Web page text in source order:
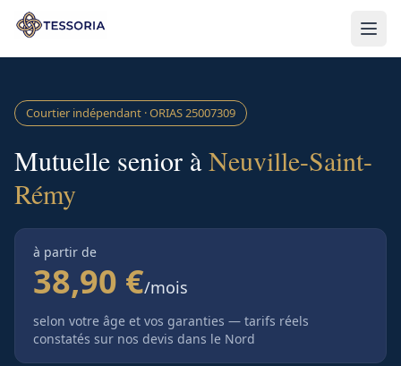
Aller au contenu principal
Courtier indépendant · ORIAS25007309
Mutuelle senior àNeuville-Saint-
Rémy
à partir de
38,90 €/mois
selon votre âge et vos garanties — tarifs réels
constatés sur nos devis dans le Nord